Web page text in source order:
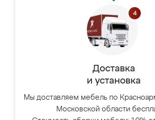
Доставка
и установка
Мы доставляем мебель по
Московской области